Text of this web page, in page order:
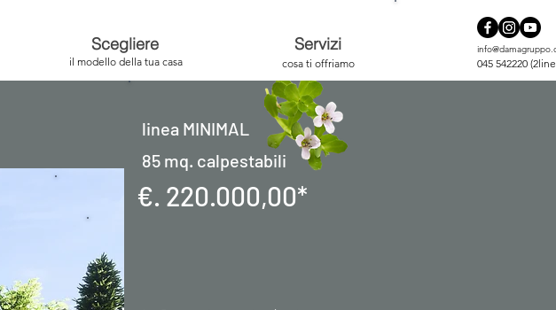
Scegliere Servizi
il modello della tua casa cosa ti offriamo 045 542220
linea MINIMAL
85 mq. calpestabili
€. 220.000,00*